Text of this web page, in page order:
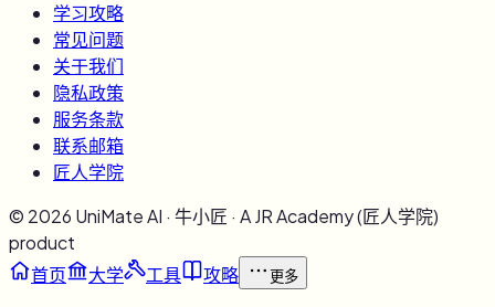
学习攻略
常见问题
关于我们
隐私政策
服务条款
联系邮箱
匠人学院
© 2026 UniMate AI · 牛小匠 · A JR Academy (匠人学院)
product
首页
大学 工具 攻略 更多